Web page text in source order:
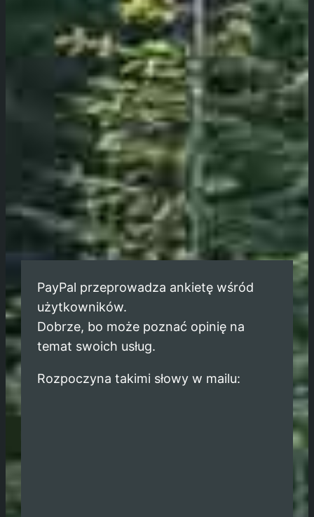
PayPal przeprowadza ankietę wśród
użytkowników.
Dobrze, bo może poznać opinię na
temat swoich usług.
Rozpoczyna takimi słowy w mailu: